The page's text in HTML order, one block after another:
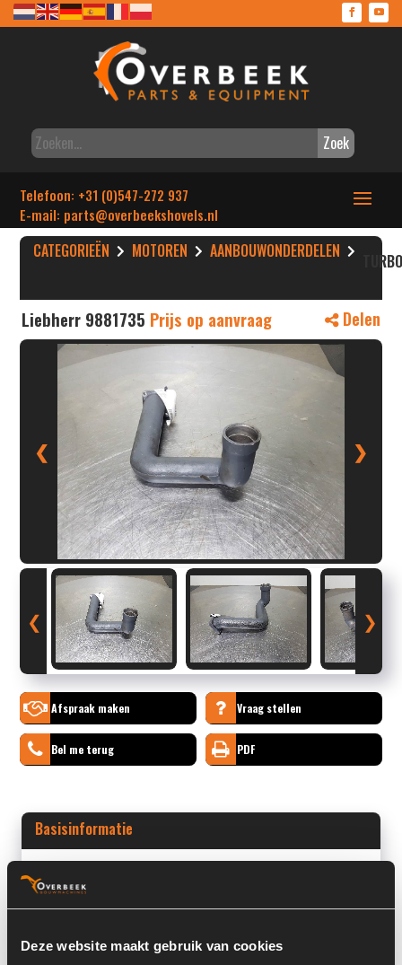
Deze website maakt gebruik van cookies
Zoek
Telefoon: +31 (0)547-272 937
E-mail: parts@overbeekshovels.nl
CATEGORIEËN MOTOREN AANBOUWONDERDELEN
Liebherr 9881735 Prijs op aanvraag Delen
❮ ❯
❮ ❯
Afspraak maken Vraag stellen
Bel me terug PDF
Basisinformatie
Voorraad nummer:
Machine:
Liebherr
Machine Type:
A924 Litronic